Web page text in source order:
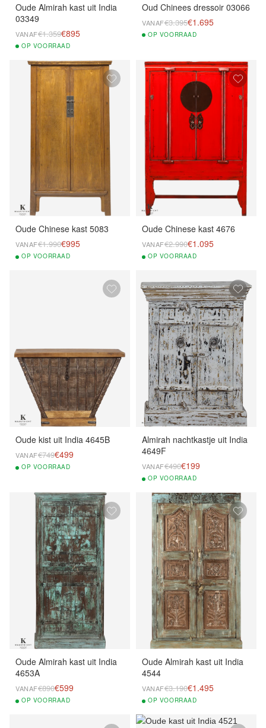
Oude Almirah kast uit India
03349
VANAF€1.359€895
OP VOORRAAD
Oud Chinees dressoir 03066
VANAF€3.395€1.695
OP VOORRAAD
Oude Chinese kast 5083
VANAF€1.990€995
OP VOORRAAD
Oude Chinese kast 4676
VANAF€2.990€1.095
OP VOORRAAD
Oude kist uit India 4645B
VANAF€749€499
OP VOORRAAD
Almirah nachtkastje uit India
4649F
VANAF€490€199
OP VOORRAAD
Oude Almirah kast uit India
4653A
VANAF€890€599
OP VOORRAAD
Oude Almirah kast uit India
4544
VANAF€3.190€1.495
OP VOORRAAD